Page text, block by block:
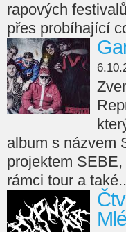
rapových
přes probíhající
album s názvem
projektem
rámci tour a